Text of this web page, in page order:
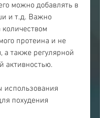
можно добавлять в
и т.д. Важно
количеством
протеина и не
а также регулярной
активностью.
использования
похудения